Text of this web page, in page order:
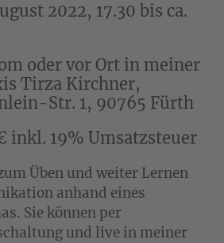
2022, 17.30 bis ca.
oder vor Ort in meiner
Tirza Kirchner,
Str. 1, 90765 Fürth
inkl. 19% Umsatzsteuer
Üben und weiter Lernen
anhand eines
Sie können per
und live in meiner